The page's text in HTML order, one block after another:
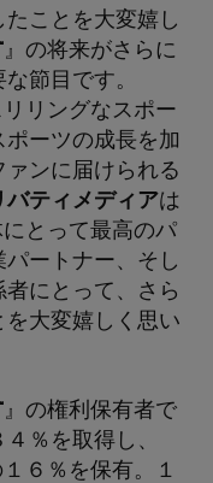
たことを大変嬉し
』の将来がさらに
節目です。
リングなスポー
ーツの成長を加
ンに届けられる
バティメディアは
とって最高のパ
ートナー、そし
にとって、さら
大変嬉しく思い
』の権利保有者で
％を取得し、
６％を保有。１